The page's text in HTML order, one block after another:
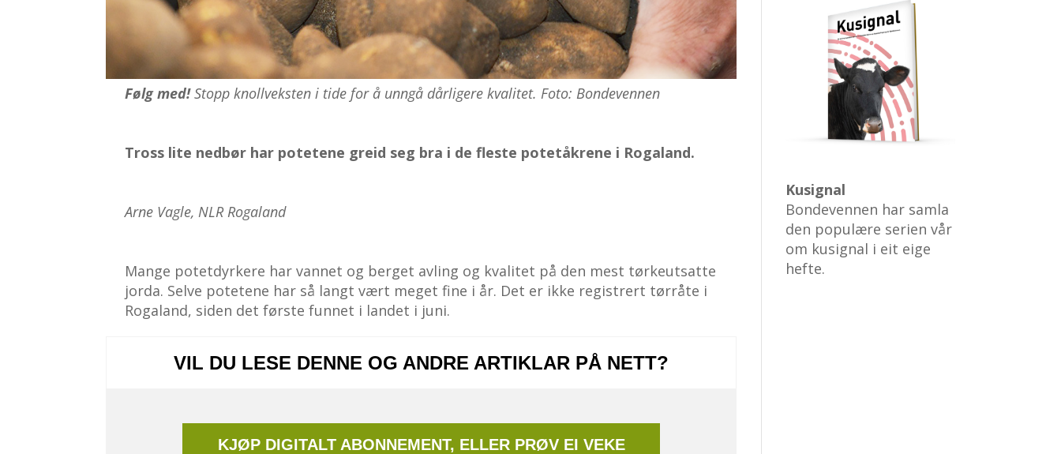
Følg med!Stopp knollveksten i tide for å unngå dårligere kvalitet. Foto: Bondevennen
Tross lite nedbør har potetene greid seg bra i de fleste potetåkrene i Rogaland.
Arne Vagle, NLR Rogaland
Mange potetdyrkere har vannet og berget avling og kvalitet på den mest tørkeutsatte
jorda. Selve potetene har så langt vært meget fine i år. Det er ikke registrert tørråte i
Rogaland, siden det første funnet i landet i juni.
VIL DU LESE DENNE OG ANDRE ARTIKLAR PÅ NETT?
KJØP DIGITALT ABONNEMENT, ELLER PRØV EI VEKE
Kusignal
Bondevennen har samla
den populære serien vår
om kusignal i eit eige
hefte.